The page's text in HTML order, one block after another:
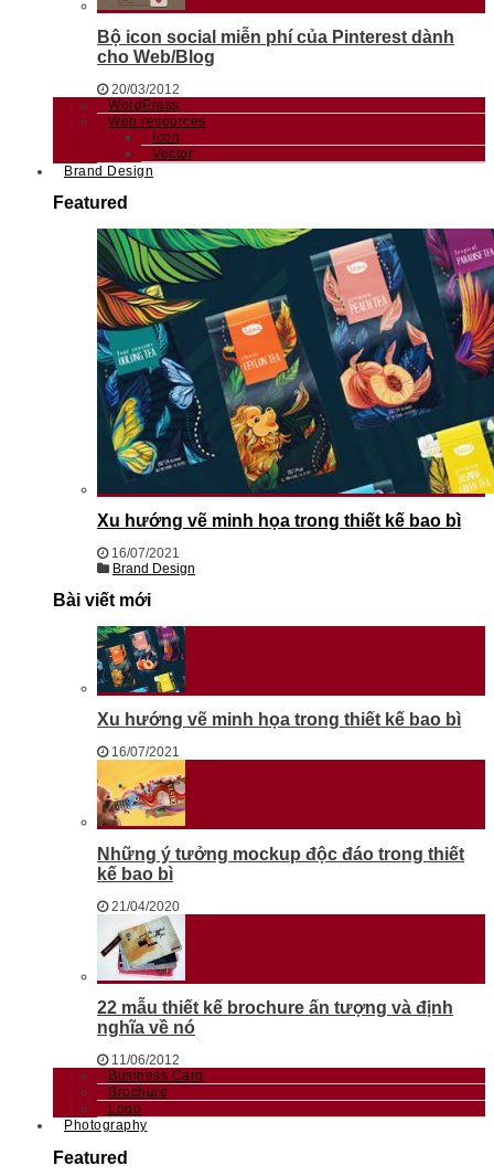
Bộ icon social miễn phí của Pinterest dành
cho Web/Blog
20/03/2012
WordPress
Web resources
Icon
Vector
Brand Design
Featured
Xu hướng vẽ minh họa trong thiết kế bao bì
16/07/2021
Brand Design
Bài viết mới
Xu hướng vẽ minh họa trong thiết kế bao bì
16/07/2021
Những ý tưởng mockup độc đáo trong thiết
kế bao bì
21/04/2020
22 mẫu thiết kế brochure ấn tượng và định
nghĩa về nó
11/06/2012
Business Card
Brochure
Logo
Photography
Featured